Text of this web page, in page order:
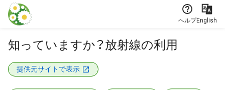
本文に飛ぶ
ヘルプEnglish
知っていますか？放射線の利用
提供元サイトで表示